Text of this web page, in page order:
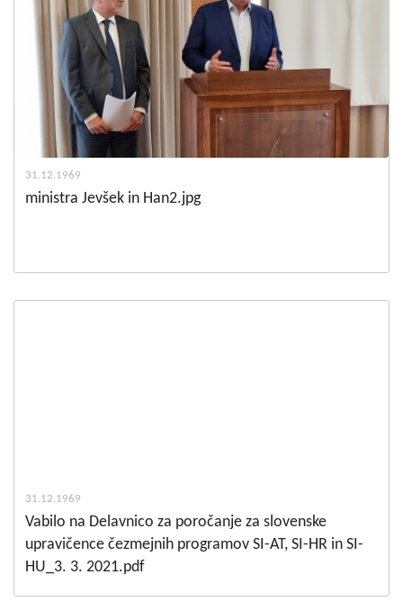
31.12.1969
ministra Jevšek in Han2.jpg
31.12.1969
Vabilo na Delavnico za poročanje za slovenske
upravičence čezmejnih programov SI-AT, SI-HR in SI-
HU_3. 3. 2021.pdf